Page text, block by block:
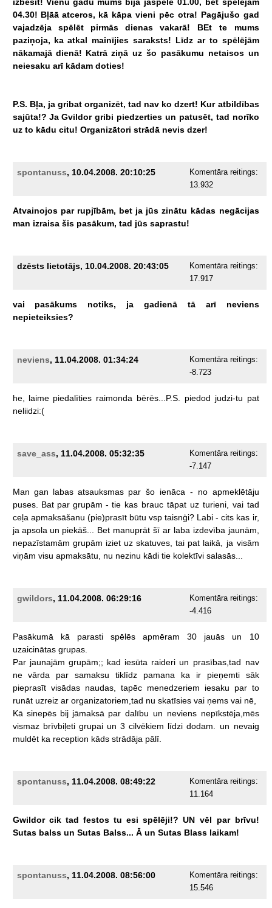
04.30! Bļāā atceros, kā kāpa vieni pēc otra! Pagājušo gad
vajadzēja
spēlēt pirmās dienas vakarā! BEt te
mums
paziņoja, ka atkal mainījies saraksts! Līdz ar to spēlējām
nākamajā dienā! Katrā ziņā uz šo pasākumu netaisos un
neiesaku arī kādam doties!
P.S. Bļa, ja gribat organizēt, tad nav ko dzert! Kur atbildības
sajūta!? Ja Gvildor gribi piedzerties un patusēt, tad norīko
uz to kādu citu! Organizātori strādā nevis dzer!
spontanuss, 10.04.2008. 20:10:25
Komentāra reitings:
13.932
Atvainojos par rupjībām, bet ja jūs zinātu kādas negācijas
man izraisa šis pasākum, tad jūs saprastu!
dzēsts lietotājs, 10.04.2008. 20:43:05
Komentāra reitings:
17.917
vai pasākums notiks, ja gadienā tā arī
neviens
nepieteiksies?
neviens, 11.04.2008. 01:34:24
Komentāra reitings:
-8.723
he, laime piedalīties raimonda bērēs...P.S. piedod judzi-tu pat
neliidzi:(
save_ass, 11.04.2008. 05:32:35
Komentāra reitings:
-7.147
Man gan labas atsauksmas par šo ienāca - no apmeklētāju
puses.
Bat par grupām - tie kas brauc tāpat uz turieni, vai tad
ceļa apmaksāšanu (pie)prasīt būtu vsp taisnģi? Labi - cits kas ir,
ja apsola un piekāš... Bet manuprāt šī ar laba izdevība jaunām,
nepazīstamām grupām iziet uz skatuves, tai pat laikā, ja visām
viņām visu apmaksātu, nu nezinu kādi tie kolektīvi salasās...
gwildors, 11.04.2008. 06:29:16
Komentāra reitings:
-4.416
Pasākumā kā parasti spēlēs apmēram 30 jauās un
10
uzaicinātas grupas.
Par jaunajām grupām;; kad iesūta raideri un prasības,tad nav
ne vārda par samaksu tiklīdz pamana ka ir pieņemti
sāk
pieprasīt visādas naudas, tapēc menedzeriem iesaku par to
runāt uzreiz ar organizatoriem,tad nu skatīsies vai ņems vai nē,
Kā sinepēs bij jāmaksā par dalību un neviens nepīkstēja,mēs
vismaz brīvbiļeti grupai un 3 cilvēkiem līdzi dodam. un nevaig
muldēt ka reception kāds strādāja pālī.
spontanuss, 11.04.2008. 08:49:22
Komentāra reitings:
11.164
Gwildor cik tad festos tu esi spēlēji!? UN vēl par brīvu!
Sutas balss un Sutas Balss... Ā un Sutas Blass laikam!
spontanuss, 11.04.2008. 08:56:00
Komentāra reitings:
15.546